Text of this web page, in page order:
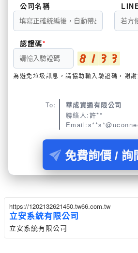
公司名稱
認證碼
為避免垃圾訊息，請協助輸入驗證碼，謝
To:
華成資通有限公司
聯絡人:許**
免費詢價 / 詢
https://1202132621450.tw66.com.tw
立安系統有限公司
立安系統有限公司